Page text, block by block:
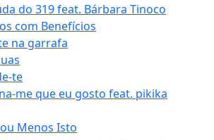
do 319 feat. Bárbara Tinoco
com Benefícios
na garrafa
te
me que eu gosto feat. pikika
Menos Isto